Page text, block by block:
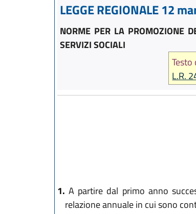
LEGGE REGIONALE 12
NORME PER LA PROMOZIONE
SERVIZI SOCIALI
L.R.
1. A partire dal primo anno
relazione annuale in cui sono